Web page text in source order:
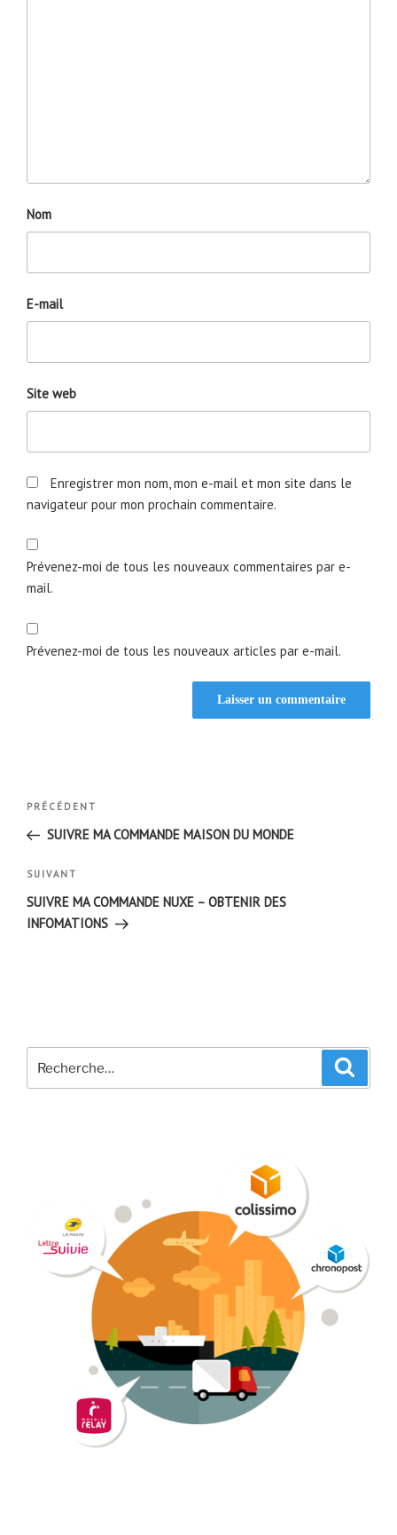
Nom
E-mail
Site web
Enregistrer mon nom, mon e-mail et mon site dans le
navigateur pour mon prochain commentaire.
Prévenez-moi de tous les nouveaux commentaires par e-
mail.
Prévenez-moi de tous les nouveaux articles par e-mail.
Navigation
l’article
Article
précédent
PRÉCÉDENT
SUIVRE MA COMMANDE MAISON DU MONDE
Article
suivant
SUIVANT
SUIVRE MA COMMANDE NUXE – OBTENIR DES
INFOMATIONS
pour